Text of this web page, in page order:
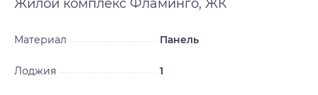
Жилой комплекс Фламинго, ЖК
Материал Панель
Лоджия 1